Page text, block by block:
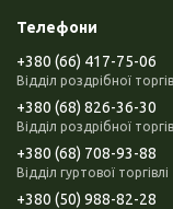
+380 (66) 417-75-06
Відділ роздрібної
+380 (68) 826-36-30
Відділ роздрібної
+380 (68) 708-93-88
Відділ гуртової торгівлі
+380 (50) 988-82-28